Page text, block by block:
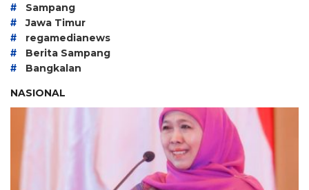
# Sampang
# Jawa Timur
# regamedianews
# Berita Sampang
#
Bangkalan
NASIONAL